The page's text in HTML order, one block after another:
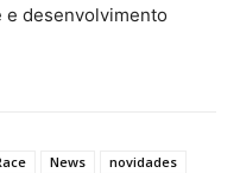
desenvolvimento
News
novidades